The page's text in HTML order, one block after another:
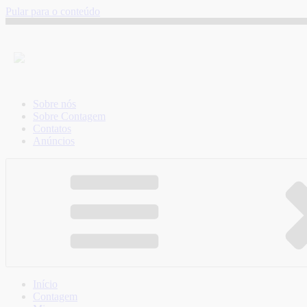
Pular para o conteúdo
Sobre nós
Sobre Contagem
Contatos
Anúncios
Início
Contagem